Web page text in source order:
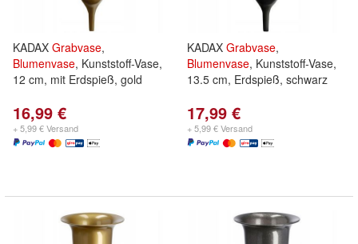
KADAX Grabvase,
Blumenvase, Kunststoff-Vase,
12 cm, mit Erdspieß, gold
16,99 €
+ 5,99 € Versand
KADAX Grabvase,
Blumenvase, Kunststoff-Vase,
13.5 cm, Erdspieß, schwarz
17,99 €
+ 5,99 € Versand